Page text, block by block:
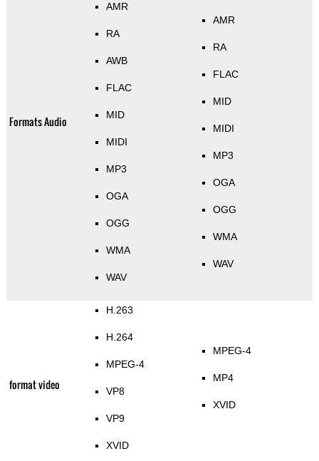
Formats Audio
AMR
RA
AWB
FLAC
MID
MIDI
MP3
OGA
OGG
WMA
WAV
AMR
RA
FLAC
MID
MIDI
MP3
OGA
OGG
WMA
WAV
format video
H.263
H.264
MPEG-4
VP8
VP9
XVID
MPEG-4
MP4
XVID